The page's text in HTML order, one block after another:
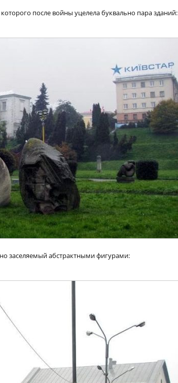
после войны уцелела буквально пара зданий:
заселяемый абстрактными фигурами: